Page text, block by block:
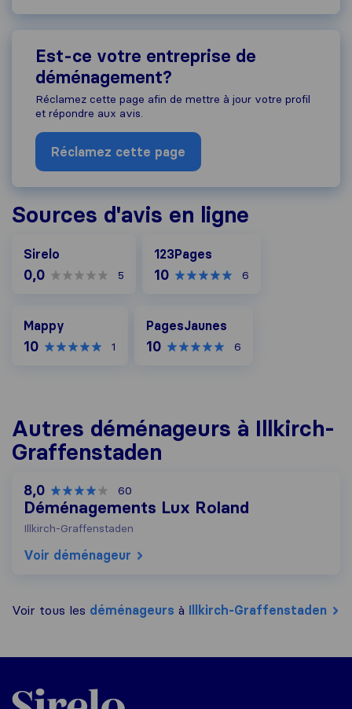
Est-ce votre entreprise de
déménagement?
Réclamez cette page afin de mettre à jour votre profil
et répondre aux avis.
Réclamez cette page
Sources d'avis en ligne
Sirelo
0,0 5
123Pages
10 6
Mappy
10 1
PagesJaunes
10 6
Autres déménageurs à Illkirch-
Graffenstaden
8,0 60
Déménagements Lux Roland
Illkirch-Graffenstaden
Voir déménageur
Voir tous les déménageurs à Illkirch-Graffenstaden
Sirelo.fr